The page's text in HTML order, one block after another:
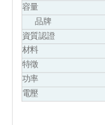
容量
品牌
資質認證
材料
特徵
功率
電壓